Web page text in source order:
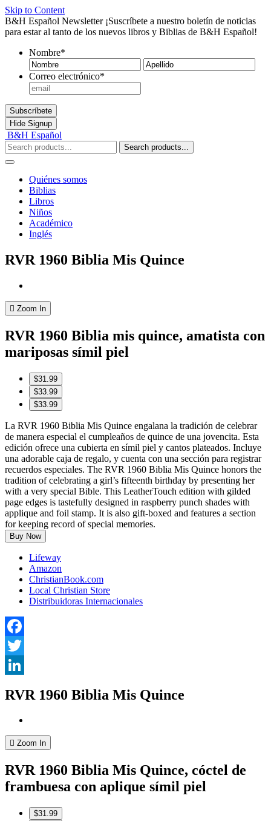
Skip to Content
B&H Español Newsletter ¡Suscríbete a nuestro boletín de noticias
para estar al tanto de los nuevos libros y Biblias de B&H Español!
Nombre*
Nombre
Correo electrónico*
Subscríbete
Hide Signup
B&H Español
Search products...
Quiénes somos
Biblias
Libros
Niños
Académico
Inglés
RVR 1960 Biblia Mis Quince
Zoom In
RVR 1960 Biblia mis quince, amatista con
mariposas símil piel
$31.99
$33.99
$33.99
La RVR 1960 Biblia Mis Quince engalana la tradición de celebrar
de manera especial el cumpleaños de quince de una jovencita. Esta
edición ofrece una cubierta en símil piel y cantos plateados. Incluye
una adorable caja de regalo, y cuenta con una sección para registrar
recuerdos especiales. The RVR 1960 Biblia Mis Quince honors the
tradition of celebrating a girl’s fifteenth birthday by presenting her
with a very special Bible. This LeatherTouch edition with gilded
page edges is tastefully designed in raspberry punch shades with
applique and foil stamp. It is also gift-boxed and features a section
for keeping record of special memories.
Buy Now
Lifeway
Amazon
ChristianBook.com
Local Christian Store
Distribuidoras Internacionales
Facebook
Twitter
RVR 1960 Biblia Mis Quince
Zoom In
RVR 1960 Biblia Mis Quince, cóctel de
frambuesa con aplique símil piel
$31.99